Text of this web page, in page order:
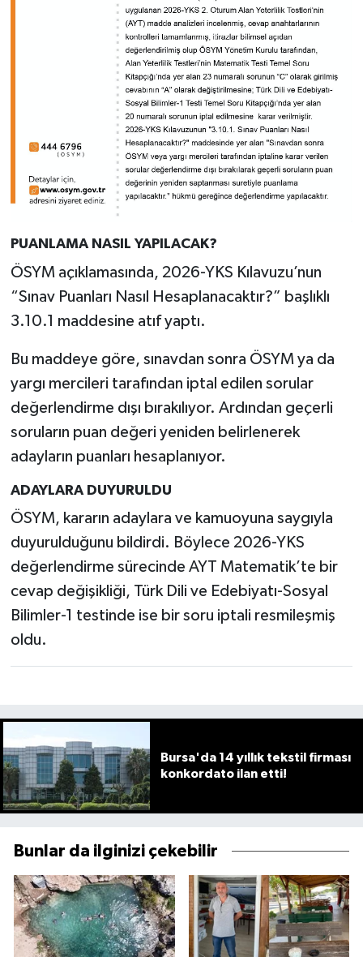
PUANLAMA NASIL YAPILACAK?
ÖSYM açıklamasında, 2026-YKS Kılavuzu’nun
“Sınav Puanları Nasıl Hesaplanacaktır?” başlıklı
3.10.1 maddesine atıf yaptı.
Bu maddeye göre, sınavdan sonra ÖSYM ya da
yargı mercileri tarafından iptal edilen sorular
değerlendirme dışı bırakılıyor. Ardından geçerli
soruların puan değeri yeniden belirlenerek
adayların puanları hesaplanıyor.
ADAYLARA DUYURULDU
ÖSYM, kararın adaylara ve kamuoyuna saygıyla
duyurulduğunu bildirdi. Böylece 2026-YKS
değerlendirme sürecinde AYT Matematik’te bir
cevap değişikliği, Türk Dili ve Edebiyatı-Sosyal
Bilimler-1 testinde ise bir soru iptali resmileşmiş
oldu.
Bursa'da 14 yıllık tekstil firması
konkordato ilan etti!
Bunlar da ilginizi çekebilir